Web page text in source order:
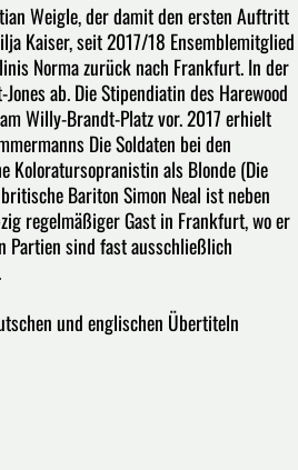
Weigle, der damit den ersten Auftritt
Kaiser, seit 2017/18 Ensemblemitglied
Norma zurück nach Frankfurt. In der
ab. Die Stipendiatin des Harewood
Willy-Brandt-Platz vor. 2017 erhielt
Die Soldaten bei den
Koloratursopranistin als Blonde (Die
Bariton Simon Neal ist neben
regelmäßiger Gast in Frankfurt, wo er
Partien sind fast ausschließlich
und englischen Übertiteln